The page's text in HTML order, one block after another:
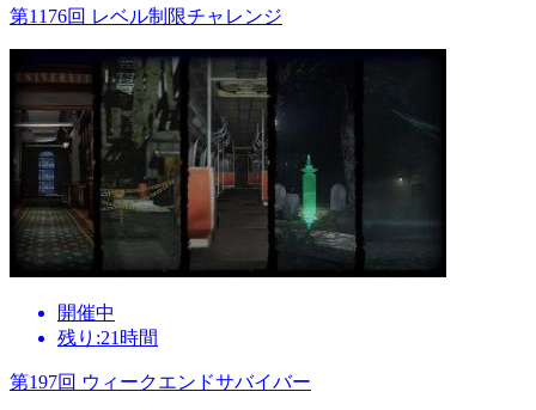
第1176回 レベル制限チャレンジ
開催中
残り:21時間
第197回 ウィークエンドサバイバー